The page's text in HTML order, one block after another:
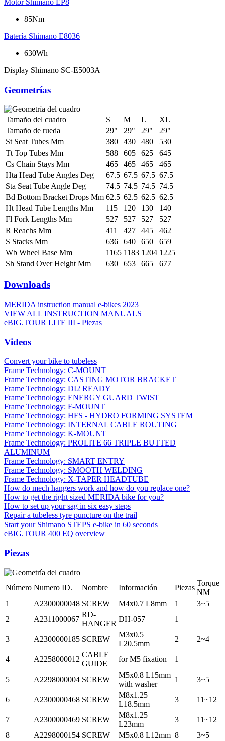
Motor Shimano EP8
85Nm
Batería Shimano E8036
630Wh
Display Shimano SC-E5003A
Geometrías
Tamaño del cuadro S M L
XL
Tamaño de rueda
29" 29" 29"
29"
St Seat Tubes Mm
380 430 480
530
Tt Top Tubes Mm
588 605 625
645
Cs Chain Stays Mm
465 465 465
465
Hta Head Tube Angles Deg
67.5 67.5 67.5 67.5
Sta Seat Tube Angle Deg
74.5 74.5 74.5 74.5
Bd Bottom Bracket Drops Mm 62.5 62.5 62.5 62.5
Ht Head Tube Lengths Mm
115 120 130
140
Fl Fork Lengths Mm
527 527 527
527
R Reachs Mm
411 427 445
462
S Stacks Mm
636 640 650
659
Wb Wheel Base Mm
1165 1183 1204 1225
Sh Stand Over Height Mm
630 653 665 677
Downloads
MERIDA instruction manual e-bikes 2023
VIEW ALL INSTRUCTION MANUALS
eBIG.TOUR LITE III - Piezas
Videos
Convert your bike to tubeless
Frame Technology: C-MOUNT
Frame Technology: CASTING MOTOR BRACKET
Frame Technology: DI2 READY
Frame Technology: ENERGY GUARD TWIST
Frame Technology: F-MOUNT
Frame Technology: HFS - HYDRO FORMING SYSTEM
Frame Technology: INTERNAL CABLE ROUTING
Frame Technology: K-MOUNT
Frame Technology: PROLITE 66 TRIPLE BUTTED
ALUMINUM
Frame Technology: SMART ENTRY
Frame Technology: SMOOTH WELDING
Frame Technology: X-TAPER HEADTUBE
How do mech hangers work and how do you replace one?
How to get the right sized MERIDA bike for you?
How to set up your sag in six easy steps
Repair a tubeless tyre puncture on the trail
Start your Shimano STEPS e-bike in 60 seconds
eBIG.TOUR 400 EQ overview
Piezas
Número Numero ID. Nombre Información Piezas
Torque
NM
1
A2300000048 SCREW M4x0.7 L8mm 1
3~5
2
A2311000067
RD-
HANGER
DH-057 1
3 A2300000185 SCREW
M3x0.5
L20.5mm
2 2~4
4 A2258000012
CABLE
GUIDE
for M5 fixation 1
5 A2298000004 SCREW
M5x0.8 L15mm
with washer
1 3~5
6 A2300000468 SCREW
M8x1.25
L18.5mm
3 11~12
7 A2300000469 SCREW
M8x1.25
L23mm
3
11~12
8
A2298000154 SCREW M5x0.8 L12mm 8
3~5